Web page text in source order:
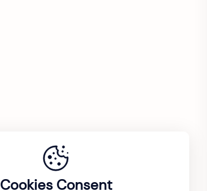
Cookies Consent